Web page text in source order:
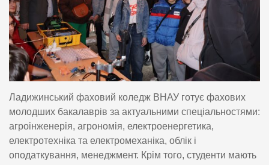
Ладижинський фаховий коледж ВНАУ готує фахових
молодших бакалаврів за актуальними спеціальностями:
агроінженерія, агрономія, електроенергетика,
електротехніка та електромеханіка, облік і
оподаткування, менеджмент. Крім того, студенти мають